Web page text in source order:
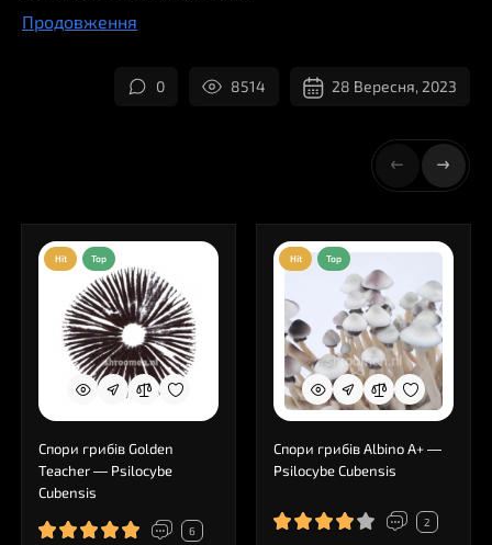
Продовження
0 8514 28 Вересня, 2023
Hit Top
Спори грибів Golden
Teacher — Psilocybe
Cubensis
6
Hit Top
Спори грибів Albino A+ —
Psilocybe Cubensis
2